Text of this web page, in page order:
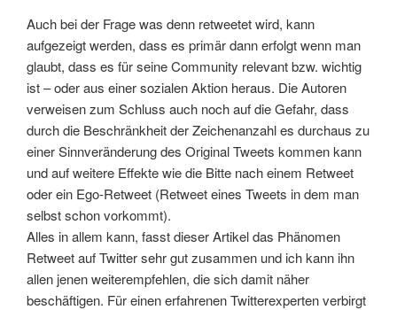
Auch bei der Frage was denn retweetet wird, kann
aufgezeigt werden, dass es primär dann erfolgt wenn man
glaubt, dass es für seine Community relevant bzw. wichtig
ist – oder aus einer sozialen Aktion heraus. Die Autoren
verweisen zum Schluss auch noch auf die Gefahr, dass
durch die Beschränkheit der Zeichenanzahl es durchaus zu
einer Sinnveränderung des Original Tweets kommen kann
und auf weitere Effekte wie die Bitte nach einem Retweet
oder ein Ego-Retweet (Retweet eines Tweets in dem man
selbst schon vorkommt).
Alles in allem kann, fasst dieser Artikel das Phänomen
Retweet auf Twitter sehr gut zusammen und ich kann ihn
allen jenen weiterempfehlen, die sich damit näher
beschäftigen. Für einen erfahrenen Twitterexperten verbirgt